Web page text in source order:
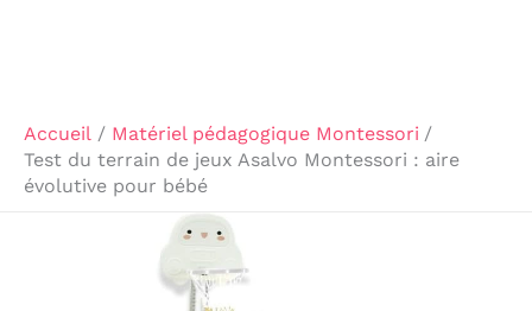
Accueil
Matériel pédagogique Montessori
Test du terrain de jeux Asalvo Montessori : aire
évolutive pour bébé